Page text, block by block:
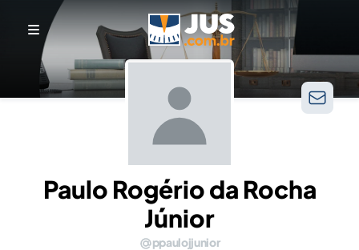
Paulo Rogério da Rocha
Júnior
ppaulojjunior